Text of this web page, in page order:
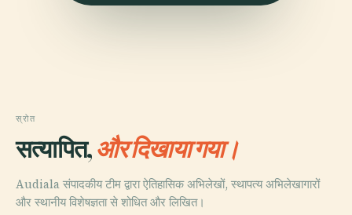
स्रोत
सत्यापित,और दिखाया गया।
Audiala संपादकीय टीम द्वारा ऐतिहासिक अभिलेखों, स्थापत्य अभिलेखागारों
और स्थानीय विशेषज्ञता से शोधित और लिखित।